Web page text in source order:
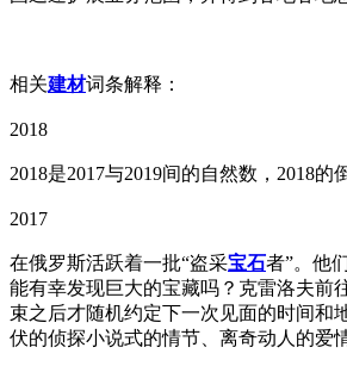
相关建材词条解释：
2018
2018是2017与2019间的自然数，2018的
2017
在俄罗斯活跃着一批“盗采宝石者”。他
能有幸发现巨大的宝藏吗？克雷洛夫前
束之后才随机约定下一次见面的时间
伏的侦探小说式的情节、离奇动人的爱